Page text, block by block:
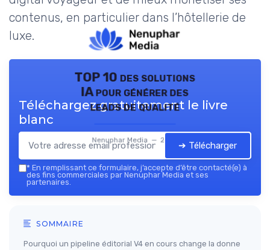
contenus, en particulier dans l’hôtellerie de
luxe.
TOP 10 des solutions
IA pour générer des
leads de qualité
Nenuphar Media — 2026
Téléchargez gratuitement le livre
blanc
➔ Télécharger
* En remplissant ce formulaire, j’accepte d’être contacté(e) à
des fins commerciales par Nenuphar Media et ses
partenaires.
SOMMAIRE
Pourquoi un pipeline éditorial V4 en cours change la donne